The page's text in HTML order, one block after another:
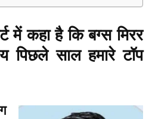
में कहा है कि बग्स मिरर
पिछले साल हमारे टॉप